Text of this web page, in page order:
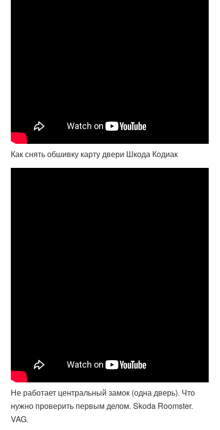
Как снять обшивку карту двери Шкода Кодиак
Не работает центральный замок (одна дверь). Что
нужно проверить первым делом. Skoda Roomster.
VAG.